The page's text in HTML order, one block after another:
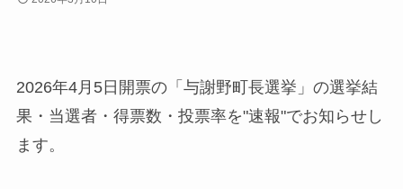
2026年4月5日開票の「与謝野町長選挙」の選挙結
果・当選者・得票数・投票率を"速報"でお知らせし
ます。